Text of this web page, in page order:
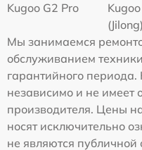
Kugoo G2 Pro
(Jilong)
Мы занимаемся
обслуживанием
гарантийного
независимо и не имеет
производителя. Цены
носят исключительно
не являются публичной